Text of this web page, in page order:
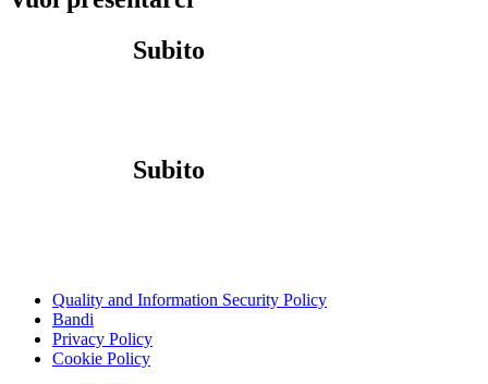
Subito
Subito
Quality and Information Security Policy
Bandi
Privacy Policy
Cookie Policy